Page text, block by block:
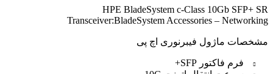
HPE BladeSystem c-Class 10Gb SFP+ SR
Transceiver:BladeSystem Accessories – Networking
مشخصات ماژول فیبرنوری اچ پی
فرم فاکتور SFP+